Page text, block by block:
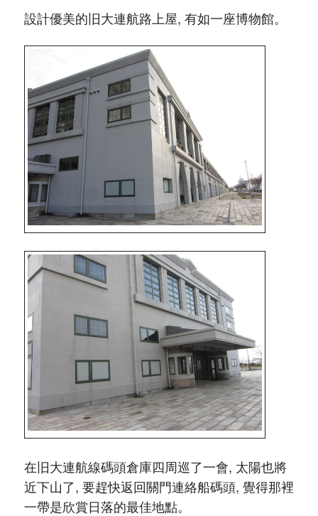
設計優美的旧大連航路上屋, 有如一座博物館。
在旧大連航線碼頭倉庫四周巡了一會, 太陽也將
近下山了, 要趕快返回關門連絡船碼頭, 覺得那裡
一帶是欣賞日落的最佳地點。